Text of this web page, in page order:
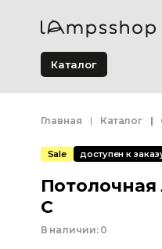
Каталог
Главная Каталог
Sale доступен к
C
В наличии: 0